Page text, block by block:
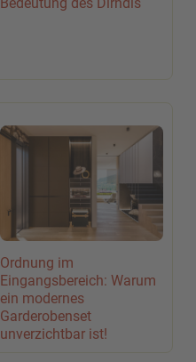
Bedeutung des Dirndls
Ordnung im
Eingangsbereich: Warum
ein modernes
Garderobenset
unverzichtbar ist!